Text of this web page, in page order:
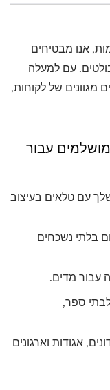
אנו מבטיחים
עם למעלה
מגוונים של לקוחות,
עבור
עם טלאים בעיצוב
בלתי נשכחים
עבור מדים.
ספר,
אגודות וארגונים